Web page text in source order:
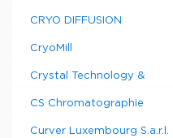
CRYO DIFFUSION
CryoMill
Crystal Technology &
CS Chromatographie
Curver Luxembourg S.a.r.l.